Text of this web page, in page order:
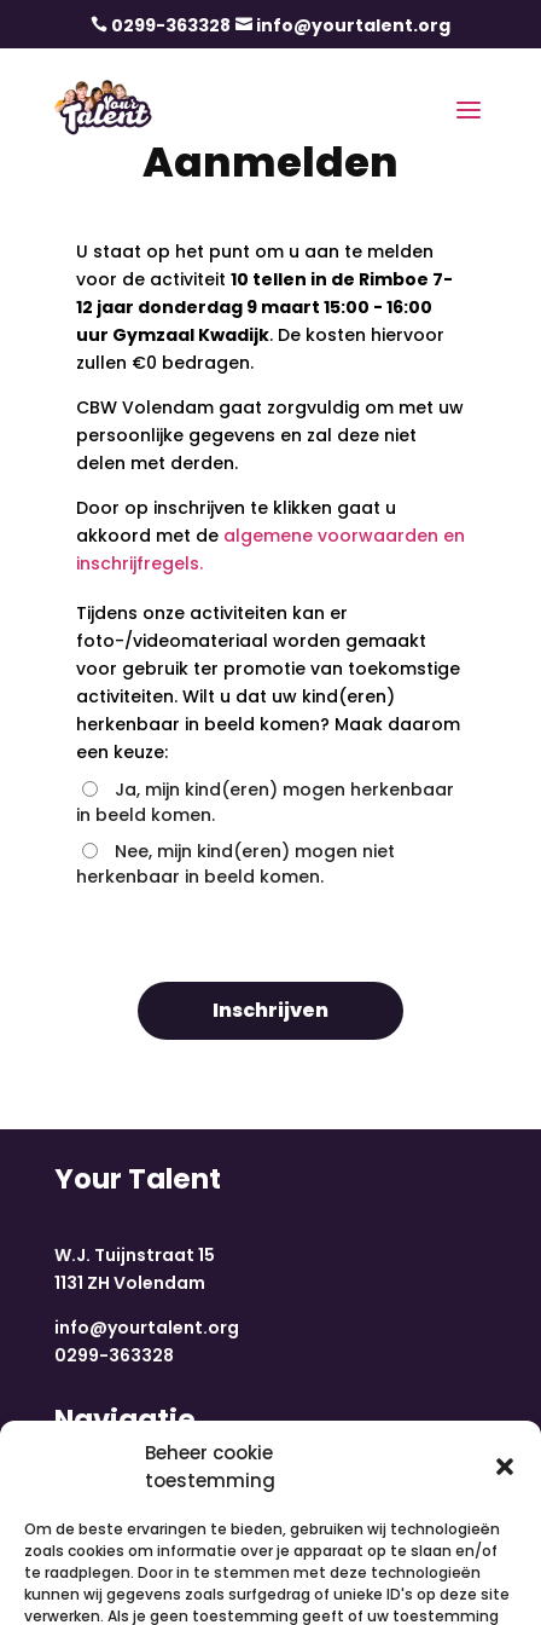
Beheer cookie
toestemming
Om de beste ervaringen te bieden, gebruiken wij technologieën
zoals cookies om informatie over je apparaat op te slaan en/of
te raadplegen. Door in te stemmen met deze technologieën
kunnen wij gegevens zoals surfgedrag of unieke ID's op deze site
verwerken. Als je geen toestemming geeft of uw toestemming
 0299-363328  info@yourtalent.org
Aanmelden
U staat op het punt om u aan te melden
voor de activiteit 10 tellen in de Rimboe 7-
12 jaar donderdag 9 maart 15:00 - 16:00
uur Gymzaal Kwadijk. De kosten hiervoor
zullen €0 bedragen.
CBW Volendam gaat zorgvuldig om met uw
persoonlijke gegevens en zal deze niet
delen met derden.
Door op inschrijven te klikken gaat u
akkoord met de algemene voorwaarden en
inschrijfregels.
Tijdens onze activiteiten kan er
foto-/videomateriaal worden gemaakt
voor gebruik ter promotie van toekomstige
activiteiten. Wilt u dat uw kind(eren)
herkenbaar in beeld komen? Maak daarom
een keuze:
Ja, mijn kind(eren) mogen herkenbaar
in beeld komen.
Nee, mijn kind(eren) mogen niet
herkenbaar in beeld komen.
Inschrijven
Your Talent
W.J. Tuijnstraat 15
1131 ZH Volendam
info@yourtalent.org
0299-363328
Navigatie
Nieuws
Over ons
Contact
Inloggen